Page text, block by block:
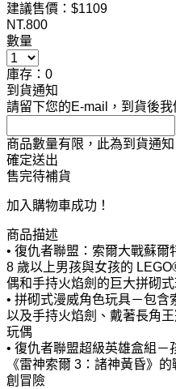
建議售價：$1109
NT.800
數量
庫存：0
到貨通知
請留下您的E-mail，到貨後我
商品數量有限，此為到貨通
確定送出
售完待補貨
加入購物車成功！
商品描述
• 復仇者聯盟：索爾大戰蘇
8 歲以上男孩與女孩的
偶和手持火焰劍的巨大拼砌
• 拼砌式漫威角色玩具－包含
以及手持火焰劍、戴著長角
玩偶
• 復仇者聯盟超級英雄盒組
《雷神索爾 3：諸神黃昏》
創冒險